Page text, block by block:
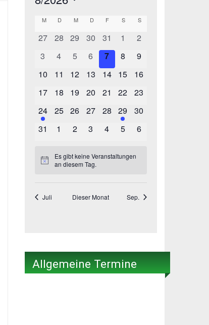
Allgemeine Termine